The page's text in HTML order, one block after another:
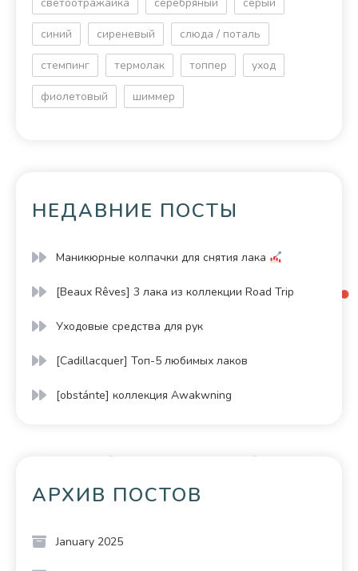
синий сиреневый слюда / поталь
стемпинг термолак топпер уход
фиолетовый шиммер
НЕДАВНИЕ ПОСТЫ
Маникюрные колпачки для снятия лака
[Beaux Rêves] 3 лака из коллекции Road Trip
Уходовые средства для рук
[Cadillacquer] Топ-5 любимых лаков
[obstánte] коллекция Awakwning
АРХИВ ПОСТОВ
January 2025